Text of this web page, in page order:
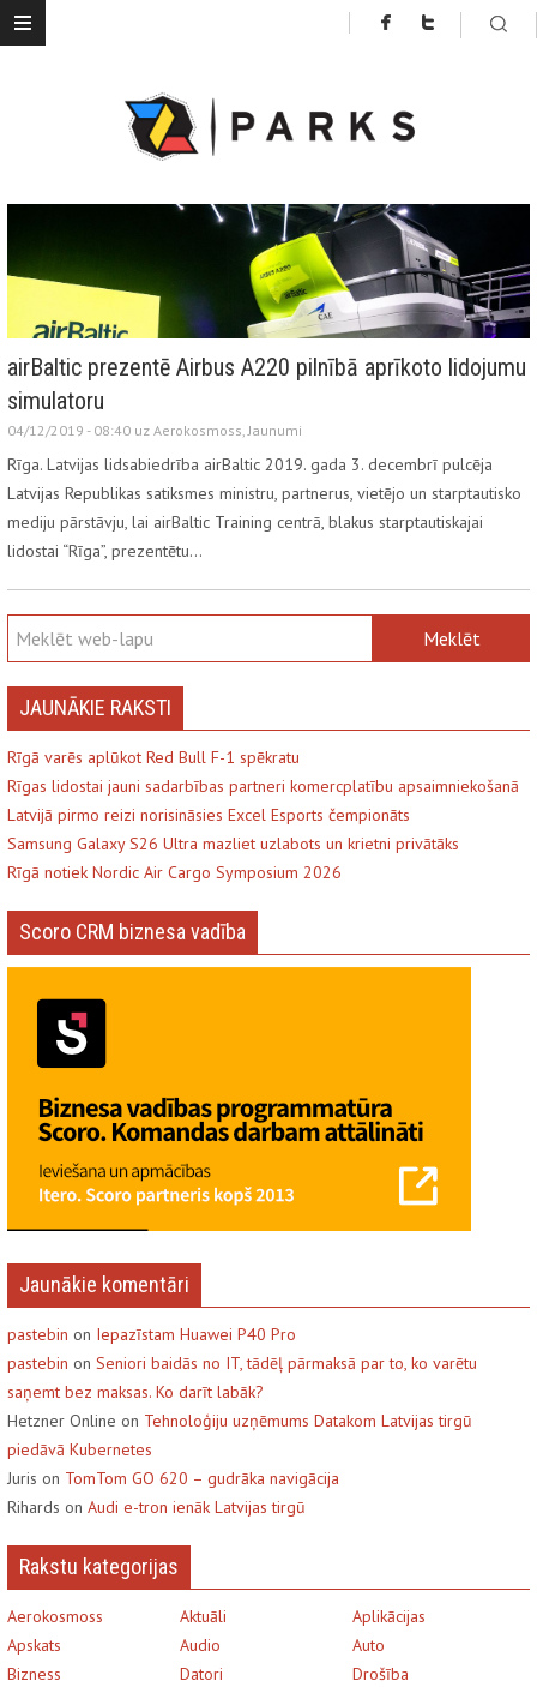
airBaltic prezentē Airbus A220 pilnībā aprīkoto lidojumu
simulatoru
04/12/2019 - 08:40 uz Aerokosmoss,Jaunumi
Rīga. Latvijas lidsabiedrība airBaltic 2019. gada 3. decembrī pulcēja
Latvijas Republikas satiksmes ministru, partnerus, vietējo un starptautisko
mediju pārstāvju, lai airBaltic Training centrā, blakus starptautiskajai
lidostai “Rīga”, prezentētu…
JAUNĀKIE RAKSTI
Rīgā varēs aplūkot Red Bull F-1 spēkratu
Rīgas lidostai jauni sadarbības partneri komercplatību apsaimniekošanā
Latvijā pirmo reizi norisināsies Excel Esports čempionāts
Samsung Galaxy S26 Ultra mazliet uzlabots un krietni privātāks
Rīgā notiek Nordic Air Cargo Symposium 2026
Scoro CRM biznesa vadība
Jaunākie komentāri
pastebin on Iepazīstam Huawei P40 Pro
pastebin on Seniori baidās no IT, tādēļ pārmaksā par to, ko varētu
saņemt bez maksas. Ko darīt labāk?
Hetzner Online on Tehnoloģiju uzņēmums Datakom Latvijas tirgū
piedāvā Kubernetes
Juris on TomTom GO 620 – gudrāka navigācija
Rihards on Audi e-tron ienāk Latvijas tirgū
Rakstu kategorijas
Aerokosmoss Aktuāli
Aplikācijas
Apskats
Audio
Auto
Bizness
Datori
Drošība